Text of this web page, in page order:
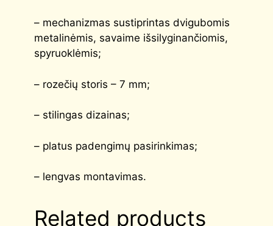
– mechanizmas sustiprintas dvigubomis
metalinėmis, savaime išsilyginančiomis,
spyruoklėmis;
– rozečių storis – 7 mm;
– stilingas dizainas;
– platus padengimų pasirinkimas;
– lengvas montavimas.
Related products